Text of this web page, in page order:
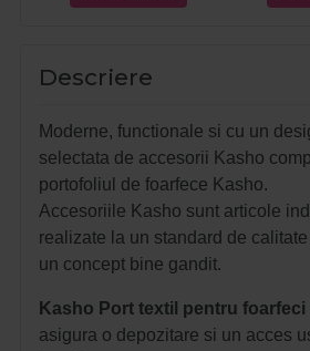
Descriere
Moderne, functionale si cu un
selectata de accesorii Kasho
portofoliul de foarfece Kasho.
Accesoriile Kasho sunt articole
realizate la un standard de
un concept bine gandit.
Kasho Port textil pentru
asigura o depozitare si un acces